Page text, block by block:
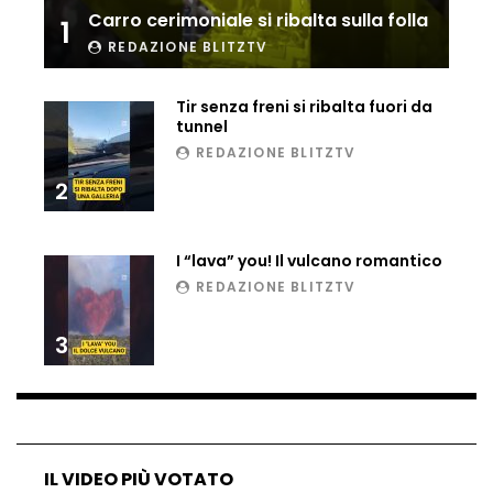
Ucraina, ecco come gli F16 intercettano
i droni russi
Tir bloccato sul passaggio a livello:
treno lo distrugge
all’improvviso
Auto fuori controllo in Guatemala,
Russia sotto zero: fiumi congelati e navi
rompighiaccio a Mosca
1 Carro cerimoniale si ribalta sulla folla
REDAZIONE BLITZTV
2
Tir senza freni si ribalta fuori da
tunnel
REDAZIONE BLITZTV
3
I “lava” you! Il vulcano romantico
REDAZIONE BLITZTV
IL VIDEO PIÙ VOTATO